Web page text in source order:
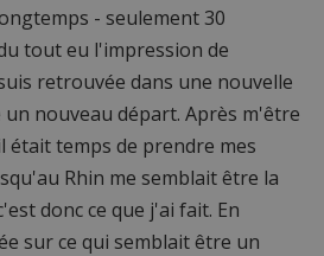
- seulement 30
tout eu l'impression de
retrouvée dans une nouvelle
nouveau départ. Après m'être
était temps de prendre mes
Rhin me semblait être la
donc ce que j'ai fait. En
sur ce qui semblait être un